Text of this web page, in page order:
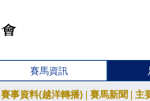
賽馬資訊
賽事資料(越洋轉播) 賽馬新聞 主